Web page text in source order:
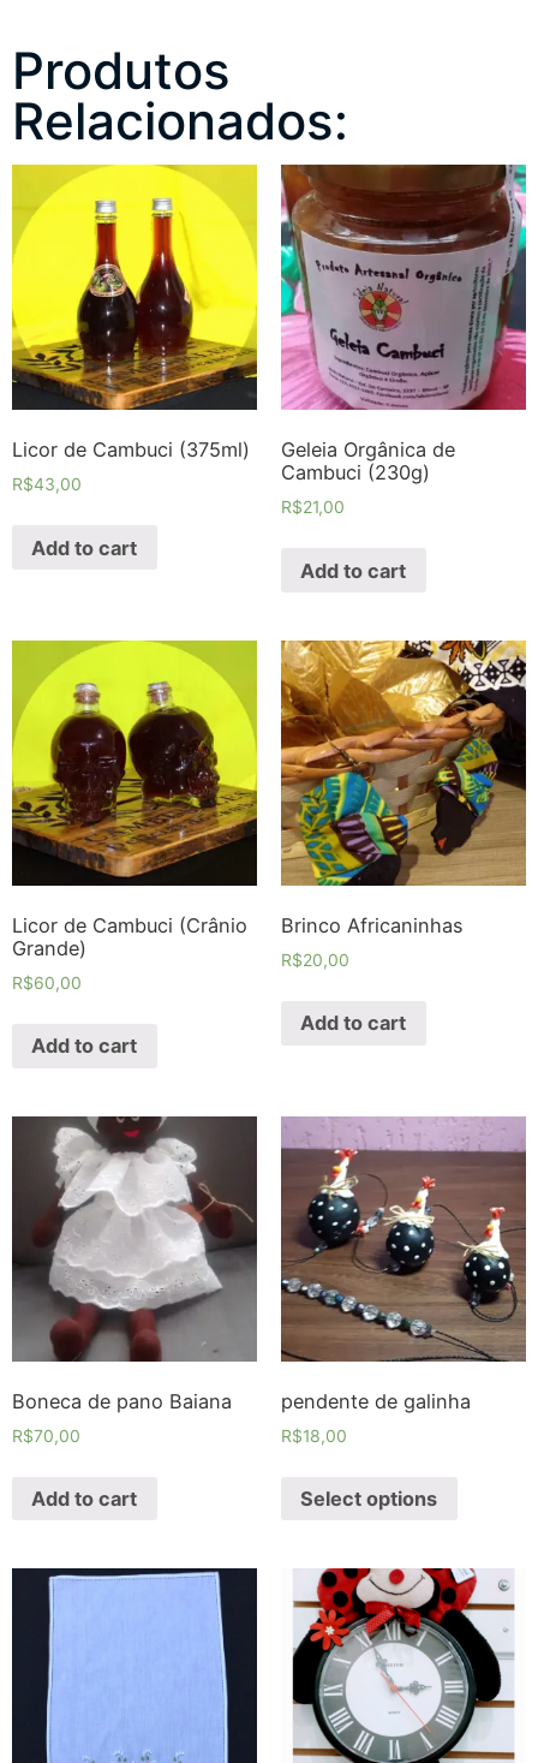
Produtos
Relacionados:
Licor de Cambuci (375ml)
R$43,00
Add to cart
Geleia Orgânica de
Cambuci (230g)
R$21,00
Add to cart
Licor de Cambuci (Crânio
Grande)
R$60,00
Add to cart
Brinco Africaninhas
R$20,00
Add to cart
Boneca de pano Baiana
R$70,00
Add to cart
pendente de galinha
R$18,00
Select options